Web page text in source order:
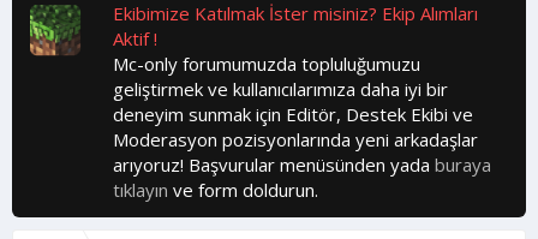
Ekibimize Katılmak İster misiniz? Ekip Alımları
Aktif !
Mc-only forumumuzda topluluğumuzu
geliştirmek ve kullanıcılarımıza daha iyi bir
deneyim sunmak için Editör, Destek Ekibi ve
Moderasyon pozisyonlarında yeni arkadaşlar
arıyoruz! Başvurular menüsünden yada buraya
tıklayın ve form doldurun.